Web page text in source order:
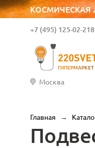
ГИПЕРМАРКЕТ
+7 (495) 125-02-21
Москва
Главная →